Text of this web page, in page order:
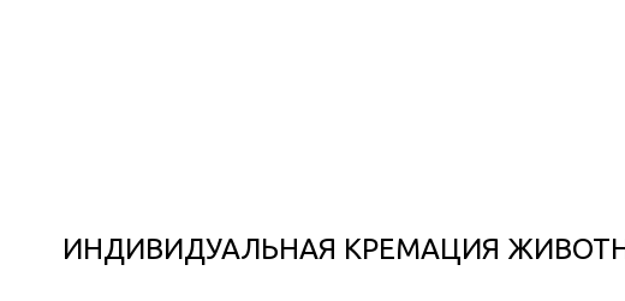
ИНДИВИДУАЛЬНАЯ КРЕМАЦИЯ